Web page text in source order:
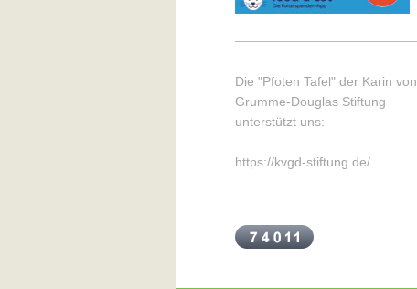
Die "Pfoten Tafel" der Karin von
Grumme-Douglas Stiftung
unterstützt uns:
https://kvgd-stiftung.de/